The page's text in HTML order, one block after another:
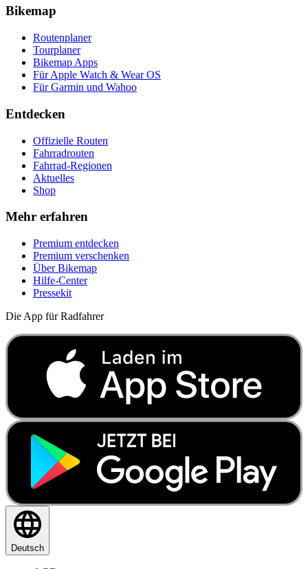
Bikemap
Routenplaner
Tourplaner
Bikemap Apps
Für Apple Watch & Wear OS
Für Garmin und Wahoo
Entdecken
Offizielle Routen
Fahrradrouten
Fahrrad-Regionen
Aktuelles
Shop
Mehr erfahren
Premium entdecken
Premium verschenken
Über Bikemap
Hilfe-Center
Pressekit
Die App für Radfahrer
Deutsch